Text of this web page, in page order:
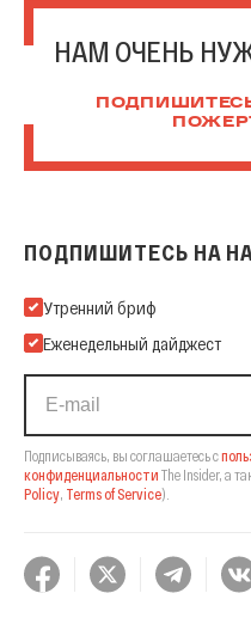
НАМ ОЧЕНЬ
ПОДПИШИТЕСЬ НА
Подпишитесь на нашу Email-
Утренний бриф
Еженедельный дайджест
Подписываясь, вы соглашаетесь с
конфиденциальности The Insider, а
Policy, Terms of Service).